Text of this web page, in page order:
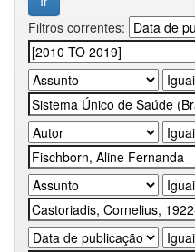
Filtros correntes: